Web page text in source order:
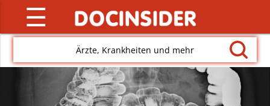
☰
Ärzte, Krankheiten und mehr